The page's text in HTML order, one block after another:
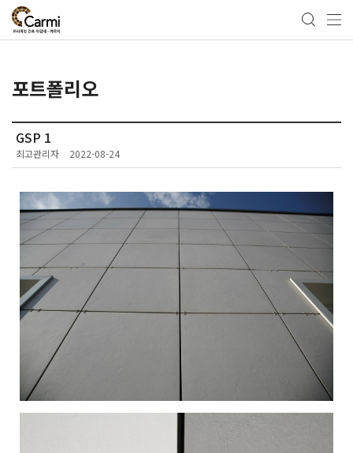
포트폴리오
GSP 1
최고관리자 2022-08-24